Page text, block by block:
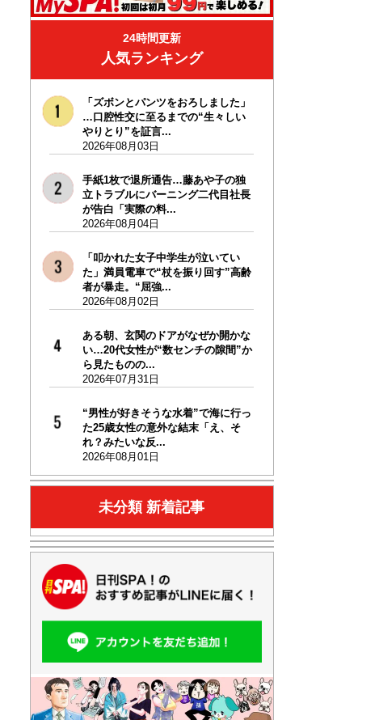
24時間更新
人気ランキング
「ズボンとパンツをおろしました」
…口腔性交に至るまでの“生々しい
やりとり”を証言...
2026年08月03日
手紙1枚で退所通告…藤あや子の独
立トラブルにバーニング二代目社長
が告白「実際の料...
2026年08月04日
「叩かれた女子中学生が泣いてい
た」満員電車で“杖を振り回す”高齢
者が暴走。“屈強...
2026年08月02日
ある朝、玄関のドアがなぜか開かな
い…20代女性が“数センチの隙間”か
ら見たものの...
2026年07月31日
“男性が好きそうな水着”で海に行っ
た25歳女性の意外な結末「え、そ
れ？みたいな反...
2026年08月01日
未分類 新着記事